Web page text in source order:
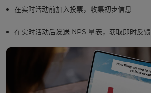
在实时活动前加入投票，收集初步信息
在实时活动后发送 NPS 量表，获取即时反馈